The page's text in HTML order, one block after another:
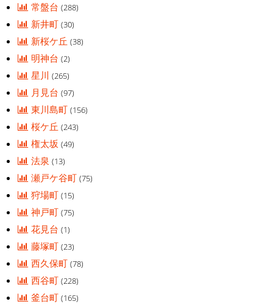
常盤台(288)
新井町(30)
新桜ケ丘(38)
明神台(2)
星川(265)
月見台(97)
東川島町(156)
桜ケ丘(243)
権太坂(49)
法泉(13)
瀬戸ケ谷町(75)
狩場町(15)
神戸町(75)
花見台(1)
藤塚町(23)
西久保町(78)
西谷町(228)
釜台町(165)